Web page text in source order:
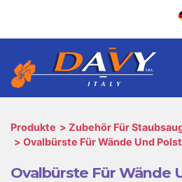
Produkte
Zubehör Für
Ovalbürste Für Wände Und
Ovalbürste Für Wände